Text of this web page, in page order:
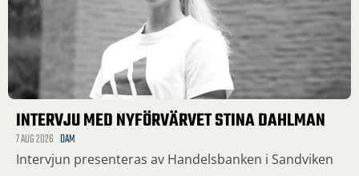
INTERVJU MED NYFÖRVÄRVET STINA DAHLMAN
7 AUG 2026 DAM
Intervjun presenteras av Handelsbanken i Sandviken